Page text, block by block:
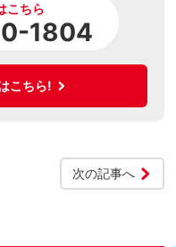
こちら
1804
こちら!
次の記事へ